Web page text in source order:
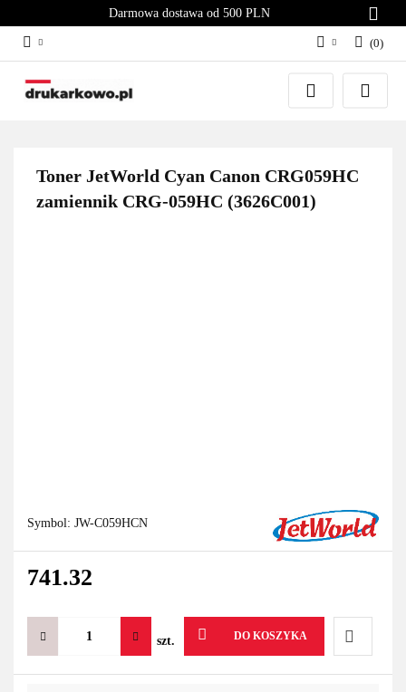
Darmowa dostawa od 500 PLN
Zaloguj się
Załóż konto
(0)
Toner JetWorld Cyan Canon CRG059HC
zamiennik CRG-059HC (3626C001)
Symbol: JW-C059HCN
741.32
szt. DO KOSZYKA
Do